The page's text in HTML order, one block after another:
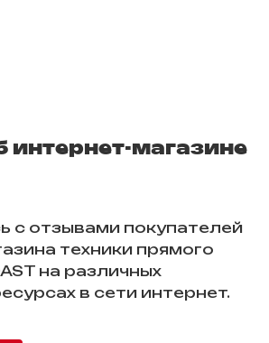
интернет-магазине
с отзывами покупателей
техники прямого
на различных
в сети интернет.